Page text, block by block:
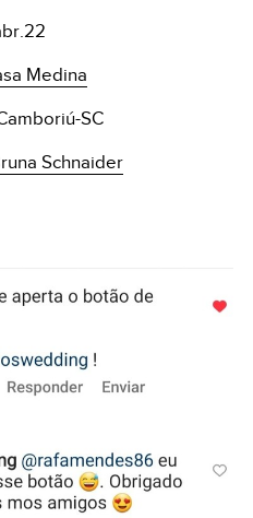
Medina
SC
Schnaider